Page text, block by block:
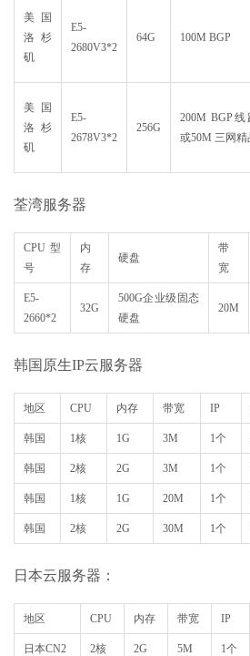
美国
洛杉
矶
E5-
2680V3*2
64G 100M BGP
美国
洛杉
矶
E5-
2678V3*2
256G
200M BGP线
或50M 三网精
荃湾服务器
CPU型
号
内
存
硬盘
带
宽
E5-
2660*2
32G
500G企业级固态
硬盘
20M
韩国原生IP云服务器
地区 CPU 内存 带宽 IP
韩国 1核 1G 3M 1个
韩国 2核 2G 3M 1个
韩国 1核 1G 20M 1个
韩国 2核 2G 30M 1个
日本云服务器：
地区 CPU 内存 带宽 IP
日本CN2 2核 2G 5M 1个